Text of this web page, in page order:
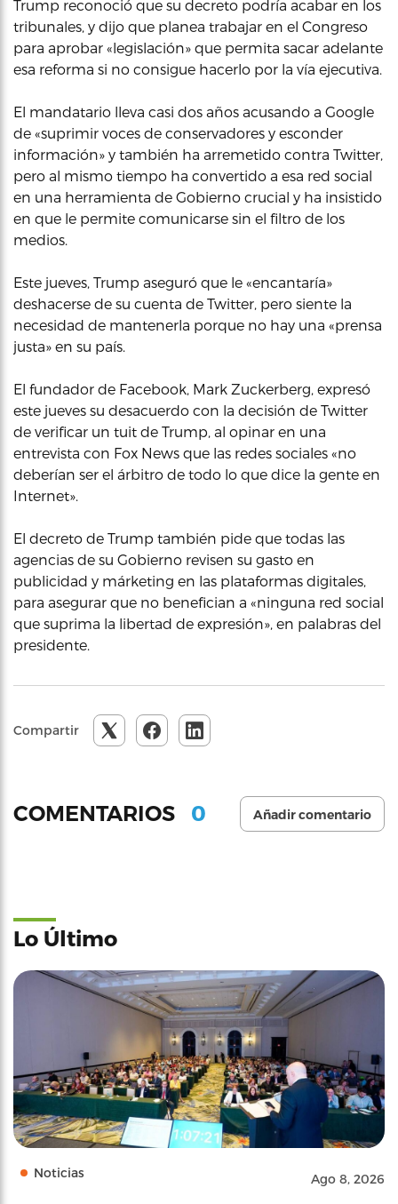
Trump reconoció que su decreto podría acabar en los
tribunales, y dijo que planea trabajar en el Congreso
para aprobar «legislación» que permita sacar adelante
esa reforma si no consigue hacerlo por la vía ejecutiva.
El mandatario lleva casi dos años acusando a Google
de «suprimir voces de conservadores y esconder
información» y también ha arremetido contra Twitter,
pero al mismo tiempo ha convertido a esa red social
en una herramienta de Gobierno crucial y ha insistido
en que le permite comunicarse sin el filtro de los
medios.
Este jueves, Trump aseguró que le «encantaría»
deshacerse de su cuenta de Twitter, pero siente la
necesidad de mantenerla porque no hay una «prensa
justa» en su país.
El fundador de Facebook, Mark Zuckerberg, expresó
este jueves su desacuerdo con la decisión de Twitter
de verificar un tuit de Trump, al opinar en una
entrevista con Fox News que las redes sociales «no
deberían ser el árbitro de todo lo que dice la gente en
Internet».
El decreto de Trump también pide que todas las
agencias de su Gobierno revisen su gasto en
publicidad y márketing en las plataformas digitales,
para asegurar que no benefician a «ninguna red social
que suprima la libertad de expresión», en palabras del
presidente.
Compartir
COMENTARIOS 0 Añadir comentario
Lo Último
Noticias Ago 8, 2026